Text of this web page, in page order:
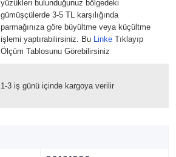
yüzükleri bulunduğunuz bölgedeki
gümüşçülerde 3-5 TL karşılığında
parmağınıza göre büyültme veya küçültme
işlemi yaptırabilirsiniz. Bu Linke Tıklayıp
Ölçüm Tablosunu Görebilirsiniz
1-3 iş günü içinde kargoya verilir